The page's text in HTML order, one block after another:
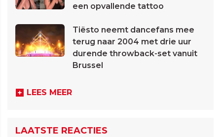
een opvallende tattoo
Tiësto neemt dancefans mee
terug naar 2004 met drie uur
durende throwback-set vanuit
Brussel
LEES MEER
LAATSTE REACTIES